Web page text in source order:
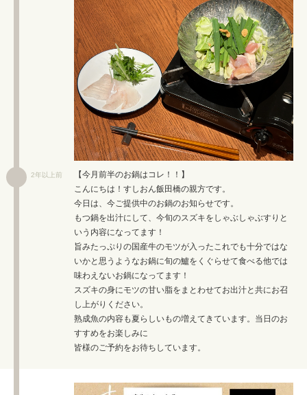
2年以上前
【今月前半のお鍋はコレ！！】
こんにちは！すしおん飯田橋の親方です。
今日は、今ご提供中のお鍋のお知らせです。
もつ鍋を出汁にして、今旬のスズキをしゃぶしゃぶすりと
いう内容になってます！
旨みたっぷりの国産牛のモツが入ったこれでも十分ではな
いかと思うようなお鍋に旬の鱸をくぐらせて食べる他では
味わえないお鍋になってます！
スズキの身にモツの甘い脂をまとわせてお出汁と共にお召
し上がりください。
熟成魚の内容も夏らしいもの増えてきています。当日のお
すすめをお楽しみに
皆様のご予約をお待ちしています。